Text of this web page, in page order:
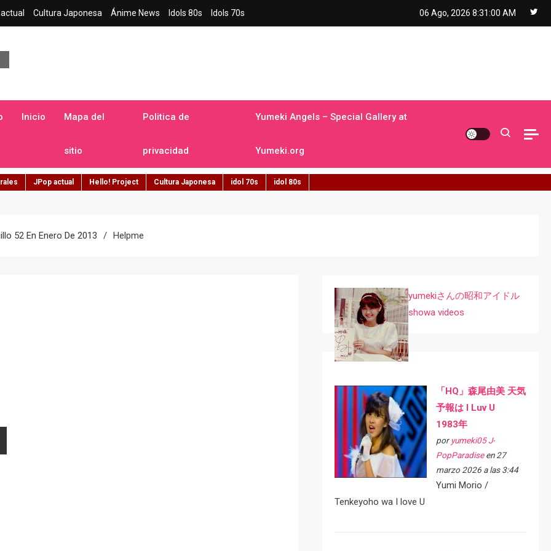
Cultura Japonesa Ánime News Idols 80s Idols 70s 06 Ago, 2026 8:31:01 AM
Inicio Mapa del
sitio
Politica de
privacidad
Yumeki Angels – Special Gallery at
Yumeki.org
JPop actual Hello! Project Cultura Japonesa idol 70s idol 80s
52 En Enero De 2013 Helpme
yumekiさんの昭和アイドル
showa videos
「HQ」森尾由美 天気
予報は I Luv U
1983年
por yumeki05 J-
PopParadiseen 27
marzo 2026 a las 3:44
Yumi Morio /
Tenkeyoho wa I love U